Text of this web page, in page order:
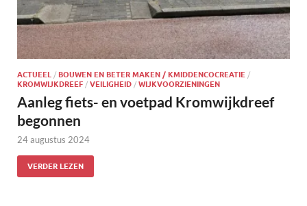
ACTUEEL / BOUWEN EN BETER MAKEN / KMIDDENCOCREATIE /
KROMWIJKDREEF / VEILIGHEID / WIJKVOORZIENINGEN
Aanleg fiets- en voetpad Kromwijkdreef
begonnen
24 augustus 2024
VERDER LEZEN